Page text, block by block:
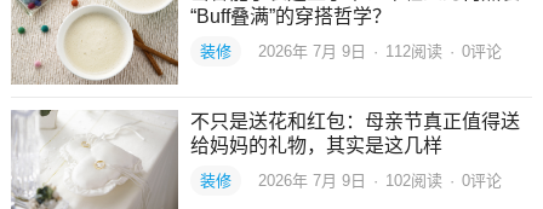
“Buff叠满”的穿搭哲学？
装修 2026年 7月 9日 · 112阅读 · 0评论
不只是送花和红包：母亲节真正值得送
给妈妈的礼物，其实是这几样
装修 2026年 7月 9日 · 102阅读 · 0评论